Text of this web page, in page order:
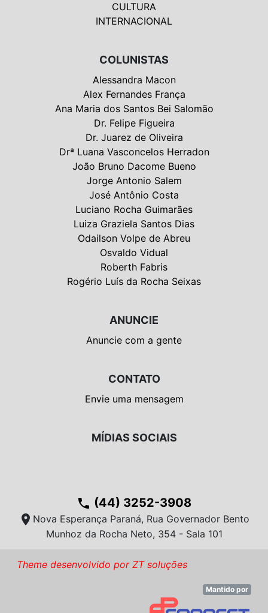
CULTURA
INTERNACIONAL
COLUNISTAS
Alessandra Macon
Alex Fernandes França
Ana Maria dos Santos Bei Salomão
Dr. Felipe Figueira
Dr. Juarez de Oliveira
Drª Luana Vasconcelos Herradon
João Bruno Dacome Bueno
Jorge Antonio Salem
José Antônio Costa
Luciano Rocha Guimarães
Luiza Graziela Santos Dias
Odailson Volpe de Abreu
Osvaldo Vidual
Roberth Fabris
Rogério Luís da Rocha Seixas
ANUNCIE
Anuncie com a gente
CONTATO
Envie uma mensagem
MÍDIAS SOCIAIS
phone (44) 3252-3908
location_on Nova Esperança Paraná, Rua Governador Bento
Munhoz da Rocha Neto, 354 - Sala 101
Theme desenvolvido por ZT soluções
Mantido por